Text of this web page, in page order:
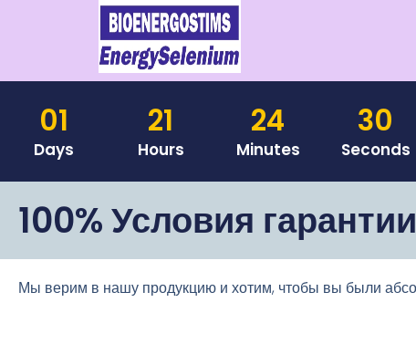
01
Days
21
Hours
24
Minutes
29
Seconds
100% Условия гарантии
Мы верим в нашу продукцию и хотим, чтобы вы были